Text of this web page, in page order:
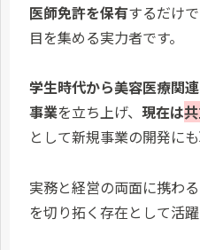
医師免許を保有するだけで
目を集める実力者です。
学生時代から美容医療関
事業を立ち上げ、 現在は
として新規事業の開発に
実務と経営の両面に携わ
を切り拓く存在として活躍